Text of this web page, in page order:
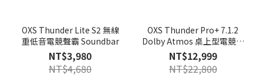
OXS Thunder Lite S2 無線
重低音電競聲霸 Soundbar
NT$3,980
NT$4,680
OXS Thunder Pro+ 7.1.2
Dolby Atmos 桌上型電競聲
霸 Soundbar(附無線頸枕喇
叭)
NT$12,999
NT$22,800